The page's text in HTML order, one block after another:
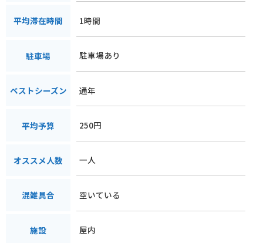
平均滞在時間 1時間
駐車場 駐車場あり
ベストシーズン 通年
平均予算 250円
オススメ人数 一人
混雑具合 空いている
施設 屋内